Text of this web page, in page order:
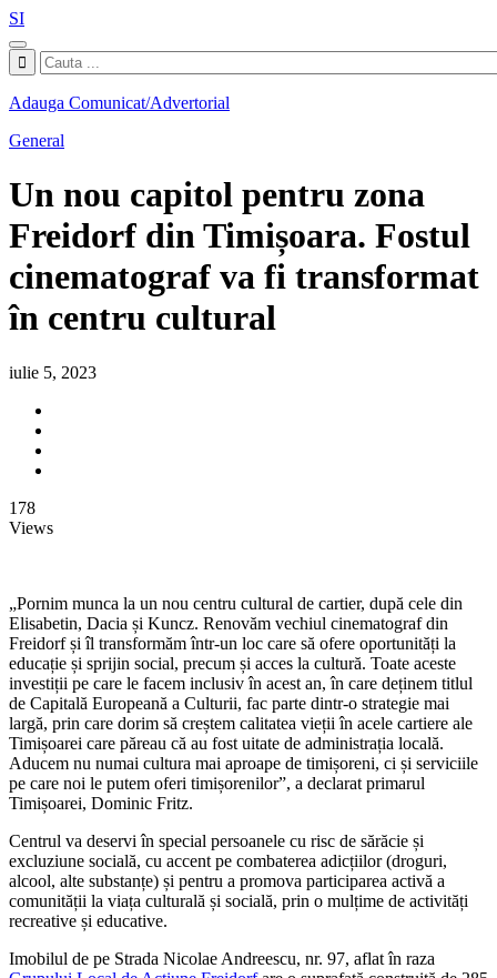
SI
Adauga Comunicat/Advertorial
General
Un nou capitol pentru zona
Freidorf din Timișoara. Fostul
cinematograf va fi transformat
în centru cultural
iulie 5, 2023
178
Views
„Pornim munca la un nou centru cultural de cartier, după cele din
Elisabetin, Dacia și Kuncz. Renovăm vechiul cinematograf din
Freidorf și îl transformăm într-un loc care să ofere oportunități la
educație și sprijin social, precum și acces la cultură. Toate aceste
investiții pe care le facem inclusiv în acest an, în care deținem titlul
de Capitală Europeană a Culturii, fac parte dintr-o strategie mai
largă, prin care dorim să creștem calitatea vieții în acele cartiere ale
Timișoarei care păreau că au fost uitate de administrația locală.
Aducem nu numai cultura mai aproape de timișoreni, ci și serviciile
pe care noi le putem oferi timișorenilor”, a declarat primarul
Timișoarei, Dominic Fritz.
Centrul va deservi în special persoanele cu risc de sărăcie și
excluziune socială, cu accent pe combaterea adicțiilor (droguri,
alcool, alte substanțe) și pentru a promova participarea activă a
comunității la viața culturală și socială, prin o mulțime de activități
recreative și educative.
Imobilul de pe Strada Nicolae Andreescu, nr. 97, aflat în raza